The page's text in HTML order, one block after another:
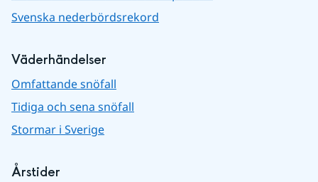
Svenska nederbördsrekord
Väderhändelser
Omfattande snöfall
Tidiga och sena snöfall
Stormar i Sverige
Årstider